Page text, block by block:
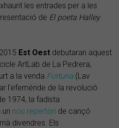
les entrades per a les
de El poeta Halley
Est Oest debutaran aquest
ArtLab de La Pedrera,
a la venda Fortuna (Lav
l'efemèride de la revolució
1974, la fadista
nou repertori de cançó
divendres. Els